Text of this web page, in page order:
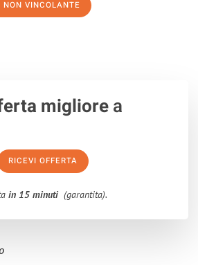
NON VINCOLANTE
migliorea
RICEVI OFFERTA
in 15 minuti (garantita).